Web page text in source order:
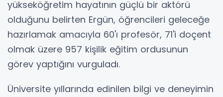
yükseköğretim hayatının güçlü bir aktörü
olduğunu belirten Ergün, öğrencileri geleceğe
hazırlamak amacıyla 60'ı profesör, 71'i doçent
olmak üzere 957 kişilik eğitim ordusunun
görev yaptığını vurguladı.
Üniversite yıllarında edinilen bilgi ve deneyimin